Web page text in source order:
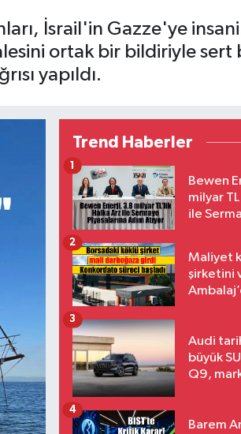
İsrail'in Gazze'ye
ortak bir bildiriyle sert
yapıldı.
Trend Haberler
Bewen
milyar
ile
1
Maliyet
şirketini
2
Audi
büyük
Q9,
3
Barem
4